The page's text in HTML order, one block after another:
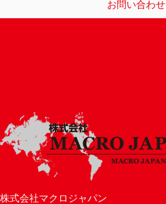
お問い合わせ
株式会社マクロジャパン